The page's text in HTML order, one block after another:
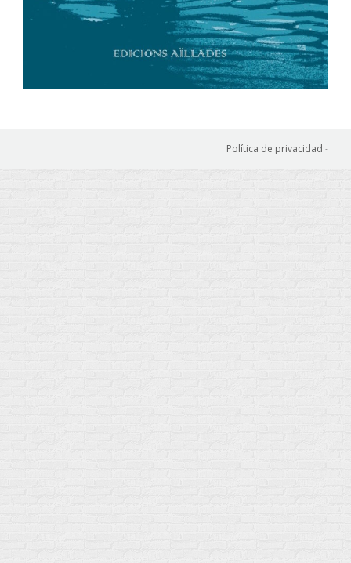
Política de privacidad -